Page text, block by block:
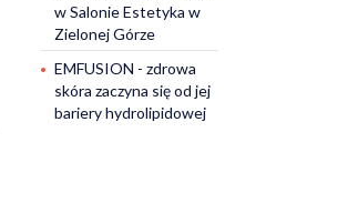
w Salonie Estetyka w
Zielonej Górze
EMFUSION - zdrowa
skóra zaczyna się od jej
bariery hydrolipidowej